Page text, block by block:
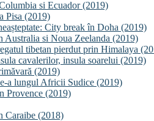
si Ecuador (2019)
Pisa (2019)
City break în Doha (2019)
Australia si Noua Zeelanda (2019)
tibetan pierdut prin Himalaya
cavalerilor, insula soarelui (2019)
(2019)
a lungul Africii Sudice (2019)
Provence (2019)
Caraibe (2018)